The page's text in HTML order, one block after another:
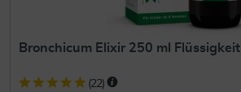
Bronchicum Elixir 250 ml Flüssigkeit
(22)